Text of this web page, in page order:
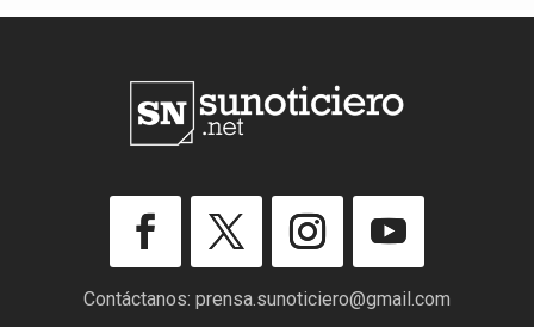
Contáctanos: prensa.sunoticiero@gmail.com